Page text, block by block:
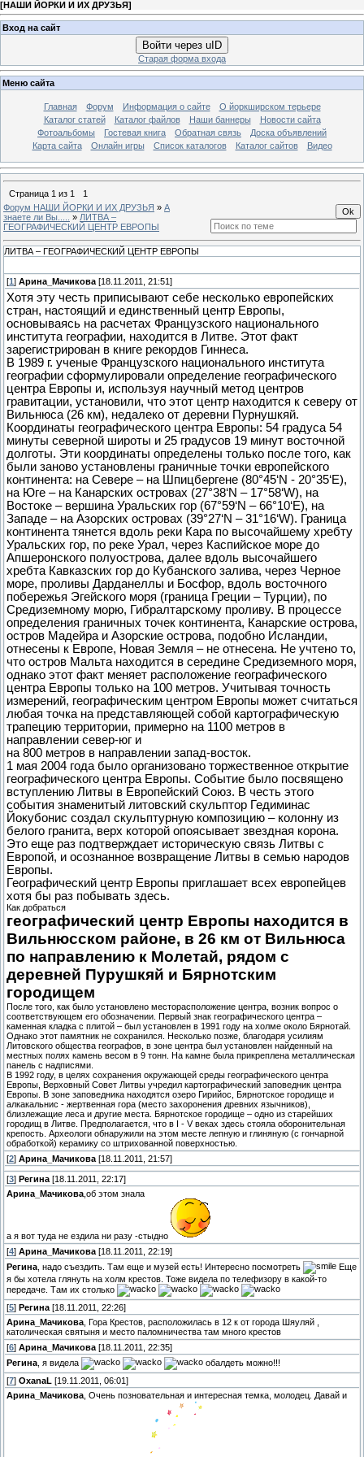
[НАШИ ЙОРКИ И ИХ ДРУЗЬЯ]
Вход на сайт
Войти через uID
Старая форма входа
Меню сайта
Главная Форум Информация о сайте
О йоркширском терьере
Каталог статей
Каталог файлов Наши баннеры
Новости сайта
Фотоальбомы
Гостевая книга Обратная связь
Доска объявлений
Карта сайта
Онлайн игры Список каталогов Каталог сайтов Видео
Страница 1 из 1
1
Форум НАШИ ЙОРКИ И ИХ ДРУЗЬЯ » А
знаете ли Вы.....
» ЛИТВА –
ГЕОГРАФИЧЕСКИЙ ЦЕНТР ЕВРОПЫ
ЛИТВА – ГЕОГРАФИЧЕСКИЙ ЦЕНТР ЕВРОПЫ
[1 ] Арина_Мачикова [18.11.2011, 21:51]
Хотя эту честь приписывают себе несколько европейских
стран, настоящий и единственный центр Европы,
основываясь на расчетах Французского национального
института географии, находится в Литве. Этот факт
зарегистрирован в книге рекордов Гиннеса.
В 1989 г. ученые Французского национального института
географии сформулировали определение географического
центра Европы и, используя научный метод центров
гравитации, установили, что этот центр находится к северу от
Вильнюса (26 км), недалеко от деревни Пурнушкяй.
Координаты географического центра Европы: 54 градуса 54
минуты северной широты и 25 градусов 19 минут восточной
долготы. Эти координаты определены только после того, как
были заново установлены граничные точки европейского
континента: на Севере – на Шпицбергене (80°45‘N - 20°35‘E),
на Юге – на Канарских островах (27°38‘N – 17°58‘W), на
Востоке – вершина Уральских гор (67°59‘N – 66°10‘E), на
Западе – на Азорских островах (39°27‘N – 31°16‘W). Граница
континента тянется вдоль реки Кара по высочайшему хребту
Уральских гор, по реке Урал, через Каспийское море до
Апшеронского полуострова, далее вдоль высочайшего
хребта Кавказских гор до Кубанского залива, через Черное
море, проливы Дарданеллы и Босфор, вдоль восточного
побережья Эгейского моря (граница Греции – Турции), по
Средиземному морю, Гибралтарскому проливу. В процессе
определения граничных точек континента, Канарские острова,
остров Мадейра и Азорские острова, подобно Исландии,
отнесены к Европе, Новая Земля – не отнесена. Не учтено то,
что остров Мальта находится в середине Средиземного моря,
однако этот факт меняет расположение географического
центра Европы только на 100 метров. Учитывая точность
измерений, географическим центром Европы может считаться
любая точка на представляющей собой картографическую
трапецию территории, примерно на 1100 метров в
направлении север-юг и
на 800 метров в направлении запад-восток.
1 мая 2004 года было организовано торжественное открытие
географического центра Европы. Событие было посвящено
вступлению Литвы в Европейский Союз. В честь этого
события знаменитый литовский скульптор Гедиминас
Йокубонис создал скульптурную композицию – колонну из
белого гранита, верх которой опоясывает звездная корона.
Это еще раз подтверждает историческую связь Литвы с
Европой, и осознанное возвращение Литвы в семью народов
Европы.
Географический центр Европы приглашает всех европейцев
хотя бы раз побывать здесь.
Как добраться
географический центр Европы находится в
Вильнюсском районе, в 26 км от Вильнюса
по направлению к Молетай, рядом с
деревней Пурушкяй и Бярнотским
городищем
После того, как было установлено месторасположение центра, возник вопрос о
соответствующем его обозначении. Первый знак географического центра –
каменная кладка с плитой – был установлен в 1991 году на холме около Бярнотай.
Однако этот памятник не сохранился. Несколько позже, благодаря усилиям
Литовского общества географов, в зоне центра был установлен найденный на
местных полях камень весом в 9 тонн. На камне была прикреплена металлическая
панель с надписями.
В 1992 году, в целях сохранения окружающей среды географического центра
Европы, Верховный Совет Литвы учредил картографический заповедник центра
Европы. В зоне заповедника находятся озеро Гирийос, Бярнотское городище и
алкакальнис - жертвенная гора (место захоронения древних язычников),
близлежащие леса и другие места. Бярнотское городище – одно из старейших
городищ в Литве. Предполагается, что в I - V веках здесь стояла оборонительная
крепость. Археологи обнаружили на этом месте лепную и глиняную (с гончарной
обработкой) керамику со штрихованной поверхностью.
[2] Арина_Мачикова [18.11.2011, 21:57]
[3] Регина [18.11.2011, 22:17]
Арина_Мачикова ,об этом знала
а я вот туда не ездила ни разу -стыдно
[4] Арина_Мачикова [18.11.2011, 22:19]
Регина , надо съездить. Там еще и музей есть! Интересно посмотреть
Еще
я бы хотела глянуть на холм крестов. Тоже видела по телефизору в какой-то
передаче. Там их столько
[5] Регина [18.11.2011, 22:26]
Арина_Мачикова , Гора Крестов, расположилась в 12 к от города Шяуляй ,
католическая святыня и место паломничества там много крестов
[6] Арина_Мачикова [18.11.2011, 22:35]
Регина , я видела
обалдеть можно!!!
[7] OxanaL [19.11.2011, 06:01]
Арина_Мачикова , Очень позновательная и интересная темка, молодец. Давай и